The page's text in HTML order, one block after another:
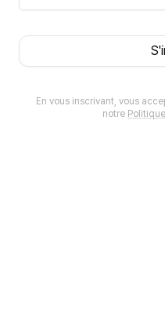
En vous inscrivant, vous
notre